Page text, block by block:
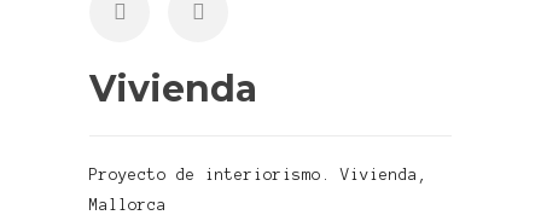
Vivienda
Proyecto de interiorismo. Vivienda,
Mallorca